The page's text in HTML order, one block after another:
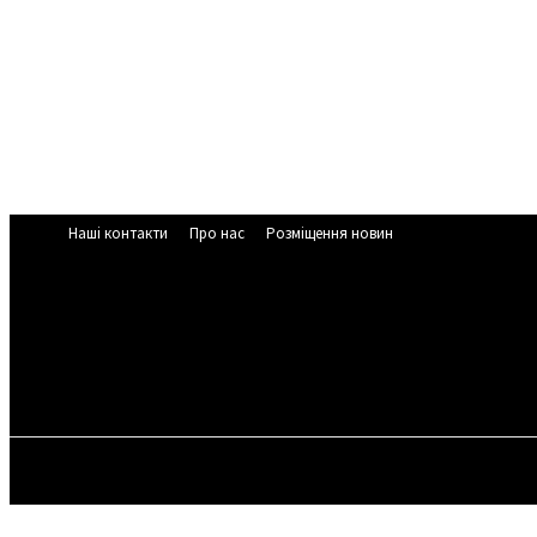
Наші контакти Про нас Розміщення новин